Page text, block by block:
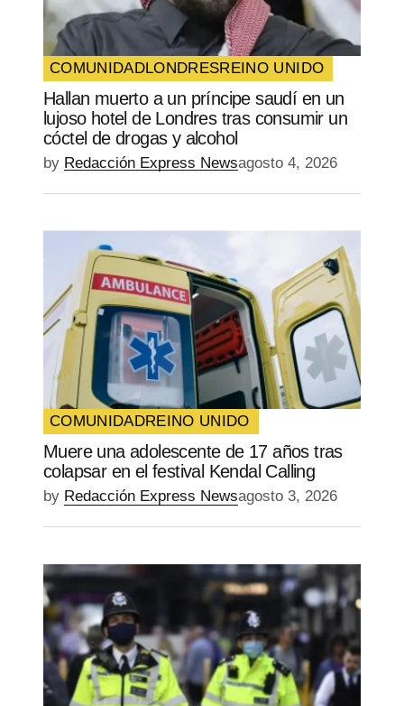
COMUNIDADLONDRESREINO UNIDO
Hallan muerto a un príncipe saudí en un
lujoso hotel de Londres tras consumir un
cóctel de drogas y alcohol
by Redacción Express Newsagosto 4, 2026
COMUNIDADREINO UNIDO
Muere una adolescente de 17 años tras
colapsar en el festival Kendal Calling
by Redacción Express Newsagosto 3, 2026